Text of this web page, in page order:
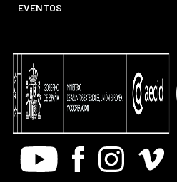
EVENTOS
Youtube FacebookInstagram
Vimeo